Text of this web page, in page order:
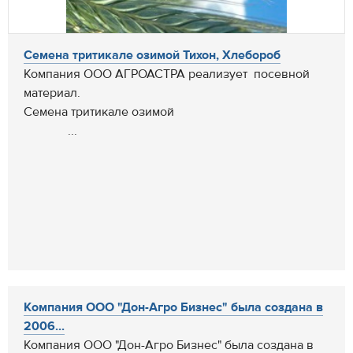
Семена тритикале озимой Тихон, Хлебороб
Компания ООО АГРОАСТРА реализует посевной
материал.
Семена тритикале озимой
...
Компания ООО "Дон-Агро Бизнес" была создана в
2006...
Компания ООО "Дон-Агро Бизнес" была создана в